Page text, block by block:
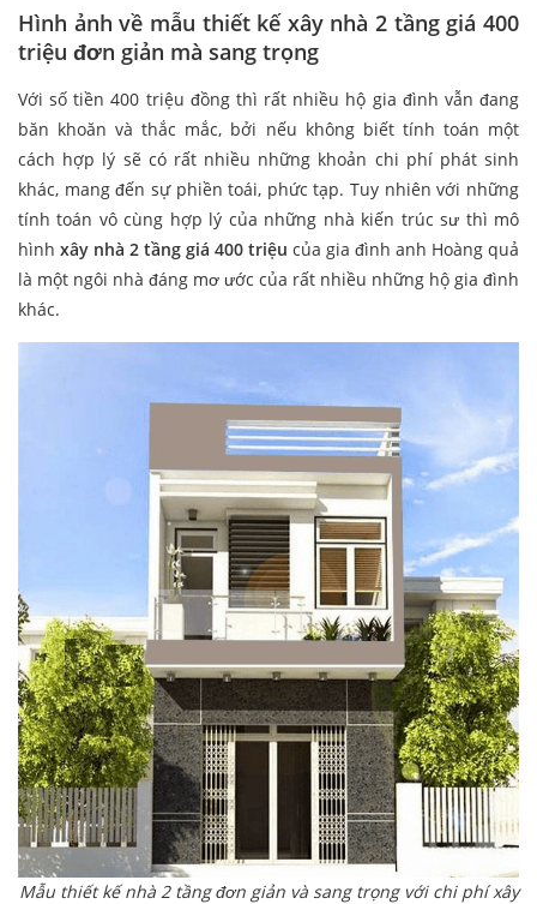
Hình ảnh về mẫu thiết kế xây nhà 2 tầng giá 400
triệu đơn giản mà sang trọng
Với số tiền 400 triệu đồng thì rất nhiều hộ gia đình vẫn đang
băn khoăn và thắc mắc, bởi nếu không biết tính toán một
cách hợp lý sẽ có rất nhiều những khoản chi phí phát sinh
khác, mang đến sự phiền toái, phức tạp. Tuy nhiên với những
tính toán vô cùng hợp lý của những nhà kiến trúc sư thì mô
hình xây nhà 2 tầng giá 400 triệu của gia đình anh Hoàng quả
là một ngôi nhà đáng mơ ước của rất nhiều những hộ gia đình
khác.
Mẫu thiết kế nhà 2 tầng đơn giản và sang trọng với chi phí xây